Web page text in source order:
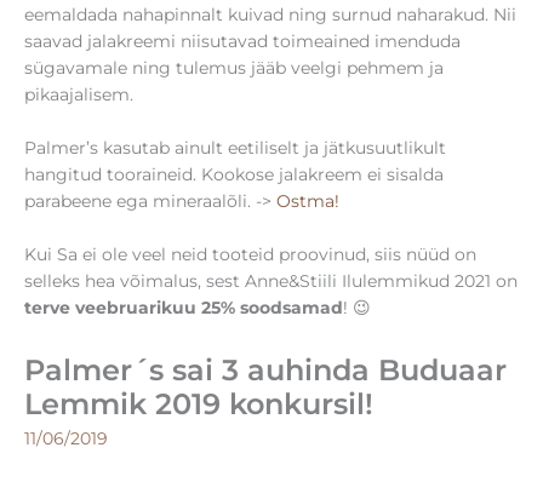
eemaldada nahapinnalt kuivad ning surnud naharakud. Nii
saavad jalakreemi niisutavad toimeained imenduda
sügavamale ning tulemus jääb veelgi pehmem ja
pikaajalisem.
Palmer’s kasutab ainult eetiliselt ja jätkusuutlikult
hangitud tooraineid. Kookose jalakreem ei sisalda
parabeene ega mineraalõli. -> Ostma!
Kui Sa ei ole veel neid tooteid proovinud, siis nüüd on
selleks hea võimalus, sest Anne&Stiili Ilulemmikud 2021 on
terve veebruarikuu 25% soodsamad! 😉
Palmer´s sai 3 auhinda Buduaar
Lemmik 2019 konkursil!
11/06/2019